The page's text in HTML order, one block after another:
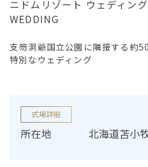
ニドムリゾート ウェディン
WEDDING
支笏洞爺国立公園に隣接する約
特別なウェディング
式場詳細
所在地 北海道苫小